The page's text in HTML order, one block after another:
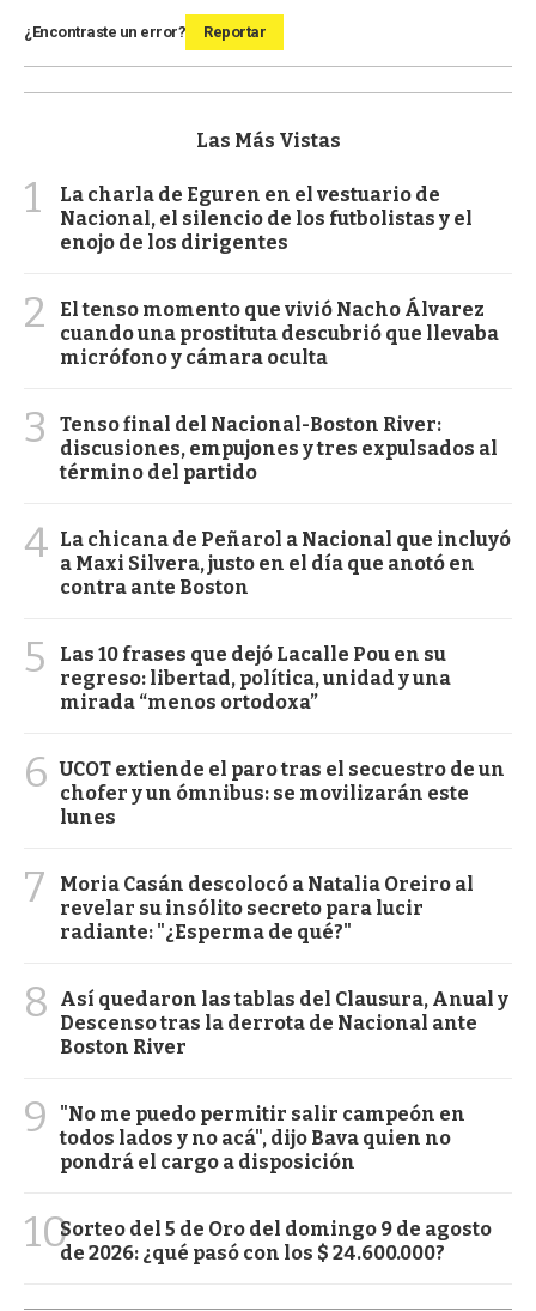
¿Encontraste un error? Reportar
Las Más Vistas
1
La charla de Eguren en el vestuario de
Nacional, el silencio de los futbolistas y el
enojo de los dirigentes
2
El tenso momento que vivió Nacho Álvarez
cuando una prostituta descubrió que llevaba
micrófono y cámara oculta
3
Tenso final del Nacional-Boston River:
discusiones, empujones y tres expulsados al
término del partido
4 La chicana de Peñarol a Nacional que incluyó
a Maxi Silvera, justo en el día que anotó en
contra ante Boston
5
Las 10 frases que dejó Lacalle Pou en su
regreso: libertad, política, unidad y una
mirada “menos ortodoxa”
6 UCOT extiende el paro tras el secuestro de un
chofer y un ómnibus: se movilizarán este
lunes
7
Moria Casán descolocó a Natalia Oreiro al
revelar su insólito secreto para lucir
radiante: "¿Esperma de qué?"
8
Así quedaron las tablas del Clausura, Anual y
Descenso tras la derrota de Nacional ante
Boston River
9
"No me puedo permitir salir campeón en
todos lados y no acá", dijo Bava quien no
pondrá el cargo a disposición
10Sorteo del 5 de Oro del domingo 9 de agosto
de 2026: ¿qué pasó con los $ 24.600.000?